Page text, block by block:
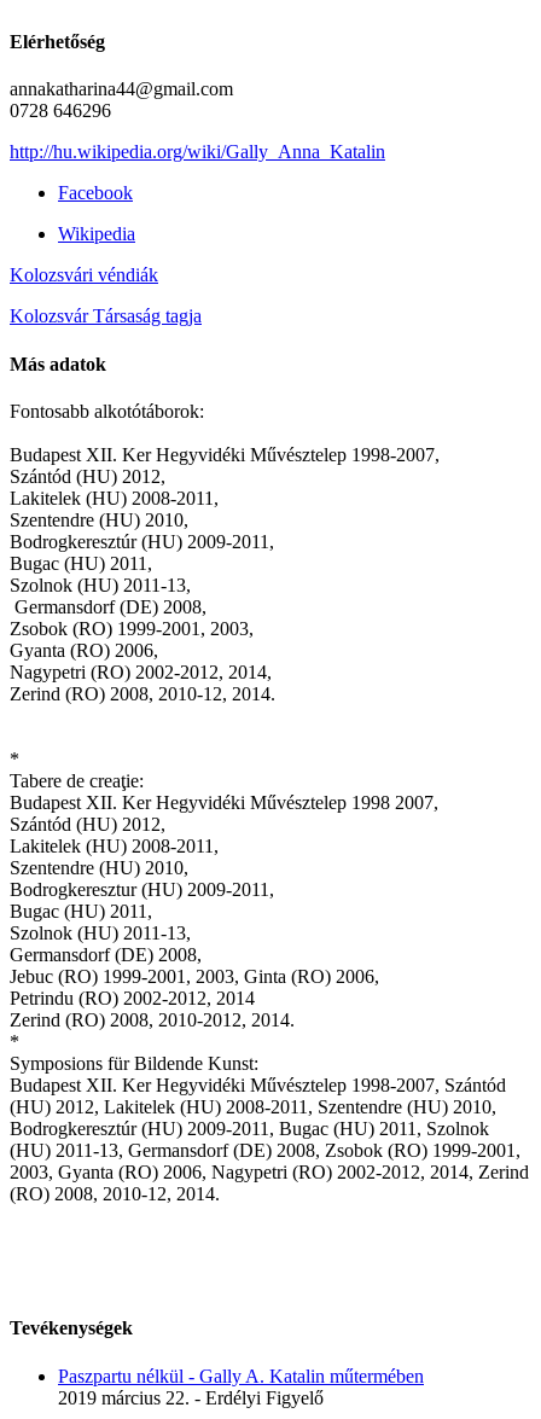
Elérhetőség
annakatharina44@gmail.com
0728 646296
http://hu.wikipedia.org/wiki/Gally_Anna_Katalin
Facebook
Wikipedia
Kolozsvári véndiák
Kolozsvár Társaság tagja
Más adatok
Fontosabb alkotótáborok:
Budapest XII. Ker Hegyvidéki Művésztelep 1998-2007,
Szántód (HU) 2012,
Lakitelek (HU) 2008-2011,
Szentendre (HU) 2010,
Bodrogkeresztúr (HU) 2009-2011,
Bugac (HU) 2011,
Szolnok (HU) 2011-13,
Germansdorf (DE) 2008,
Zsobok (RO) 1999-2001, 2003,
Gyanta (RO) 2006,
Nagypetri (RO) 2002-2012, 2014,
Zerind (RO) 2008, 2010-12, 2014.
*
Tabere de creaţie:
Budapest XII. Ker Hegyvidéki Művésztelep 1998 2007,
Szántód (HU) 2012,
Lakitelek (HU) 2008-2011,
Szentendre (HU) 2010,
Bodrogkeresztur (HU) 2009-2011,
Bugac (HU) 2011,
Szolnok (HU) 2011-13,
Germansdorf (DE) 2008,
Jebuc (RO) 1999-2001, 2003, Ginta (RO) 2006,
Petrindu (RO) 2002-2012, 2014
Zerind (RO) 2008, 2010-2012, 2014.
*
Symposions für Bildende Kunst:
Budapest XII. Ker Hegyvidéki Művésztelep 1998-2007, Szántód
(HU) 2012, Lakitelek (HU) 2008-2011, Szentendre (HU) 2010,
Bodrogkeresztúr (HU) 2009-2011, Bugac (HU) 2011, Szolnok
(HU) 2011-13, Germansdorf (DE) 2008, Zsobok (RO) 1999-2001,
2003, Gyanta (RO) 2006, Nagypetri (RO) 2002-2012, 2014, Zerind
(RO) 2008, 2010-12, 2014.
Tevékenységek
Paszpartu nélkül - Gally A. Katalin műtermében
2019 március 22. - Erdélyi Figyelő